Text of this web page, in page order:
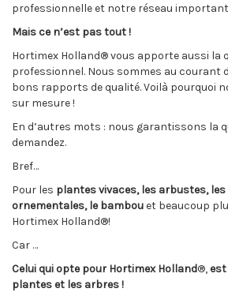
professionnelle et notre réseau
Mais ce n’est pas tout !
Hortimex Holland® vous apporte aussi la
professionnel. Nous sommes au courant
bons rapports de qualité. Voilà pourquoi
sur mesure !
En d’autres mots : nous garantissons la
demandez.
Bref…
Pour les plantes vivaces, les arbustes,
ornementales, le bambouet beaucoup
Hortimex Holland®!
Car …
Celui qui opte pour Hortimex Holland®,
plantes et les arbres!